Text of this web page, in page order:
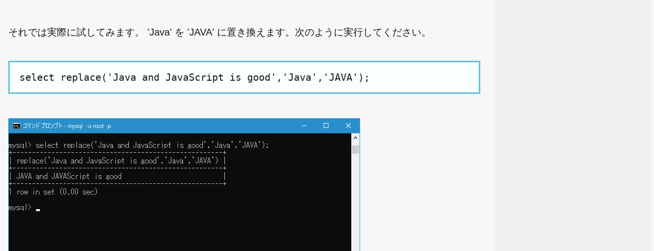
それでは実際に試してみます。 'Java' を 'JAVA' に置き換えます。次のように実行してください。
select replace('Java and JavaScript is good','Java','JAVA');